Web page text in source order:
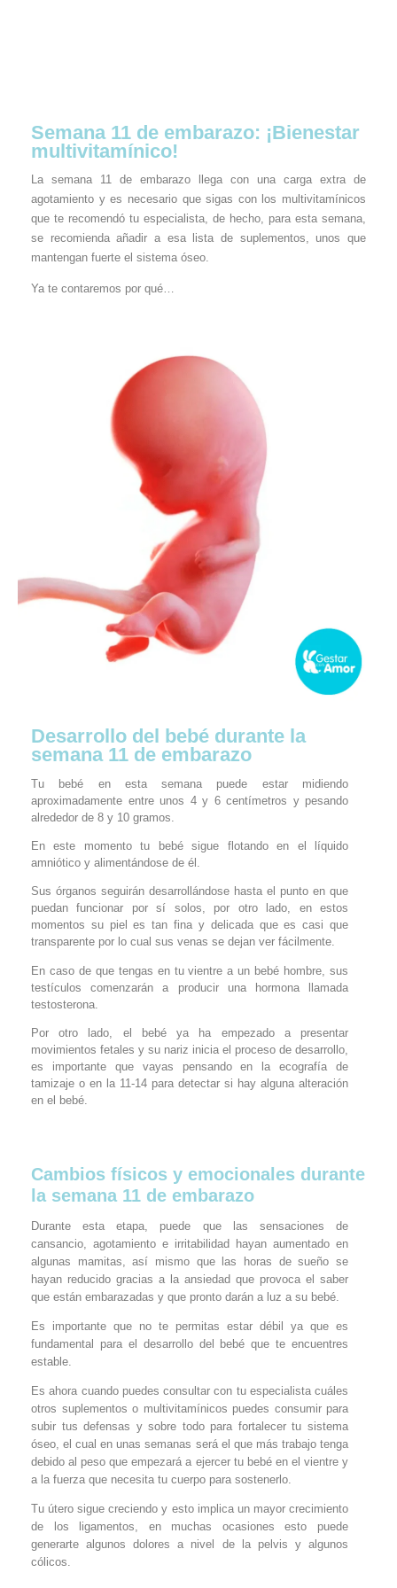
Semana 11 de embarazo: ¡Bienestar
multivitamínico!
La semana 11 de embarazo llega con una carga extra de
agotamiento y es necesario que sigas con los multivitamínicos
que te recomendó tu especialista, de hecho, para esta semana,
se recomienda añadir a esa lista de suplementos, unos que
mantengan fuerte el sistema óseo.
Ya te contaremos por qué…
Desarrollo del bebé durante la
semana 11 de embarazo
Tu bebé en esta semana puede estar midiendo
aproximadamente entre unos 4 y 6 centímetros y pesando
alrededor de 8 y 10 gramos.
En este momento tu bebé sigue flotando en el líquido
amniótico y alimentándose de él.
Sus órganos seguirán desarrollándose hasta el punto en que
puedan funcionar por sí solos, por otro lado, en estos
momentos su piel es tan fina y delicada que es casi que
transparente por lo cual sus venas se dejan ver fácilmente.
En caso de que tengas en tu vientre a un bebé hombre, sus
testículos comenzarán a producir una hormona llamada
testosterona.
Por otro lado, el bebé ya ha empezado a presentar
movimientos fetales y su nariz inicia el proceso de desarrollo,
es importante que vayas pensando en la ecografía de
tamizaje o en la 11-14 para detectar si hay alguna alteración
en el bebé.
Cambios físicos y emocionales durante
la semana 11 de embarazo
Durante esta etapa, puede que las sensaciones de
cansancio, agotamiento e irritabilidad hayan aumentado en
algunas mamitas, así mismo que las horas de sueño se
hayan reducido gracias a la ansiedad que provoca el saber
que están embarazadas y que pronto darán a luz a su bebé.
Es importante que no te permitas estar débil ya que es
fundamental para el desarrollo del bebé que te encuentres
estable.
Es ahora cuando puedes consultar con tu especialista cuáles
otros suplementos o multivitamínicos puedes consumir para
subir tus defensas y sobre todo para fortalecer tu sistema
óseo, el cual en unas semanas será el que más trabajo tenga
debido al peso que empezará a ejercer tu bebé en el vientre y
a la fuerza que necesita tu cuerpo para sostenerlo.
Tu útero sigue creciendo y esto implica un mayor crecimiento
de los ligamentos, en muchas ocasiones esto puede
generarte algunos dolores a nivel de la pelvis y algunos
cólicos.